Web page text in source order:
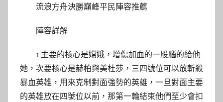
流浪方舟決勝巔峰平民陣容推薦
陣容詳解
1.主要的核心是嫦娥，增傷加血的一股腦的給他
她，次要核心是赫柏與美杜莎，三四號位可以放斬殺
暴血英雄，用來克制對面強勢的英雄，一旦對面主要
的英雄放在四號位以前，那第一輪結束他們至少會扣